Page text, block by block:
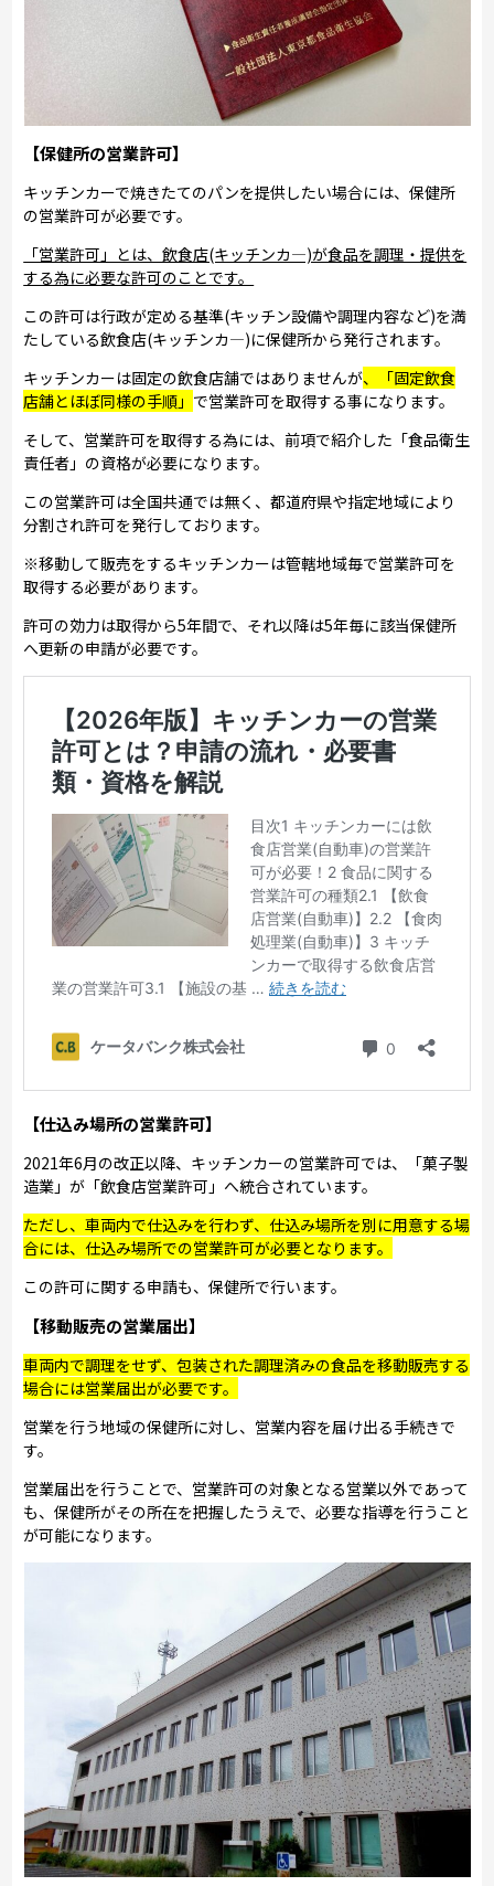
【保健所の営業許可】
キッチンカーで焼きたてのパンを提供したい場合には、保健所
の営業許可が必要です。
「営業許可」とは、飲食店(キッチンカ―)が食品を調理・提供を
する為に必要な許可のことです。
この許可は行政が定める基準(キッチン設備や調理内容など)を満
たしている飲食店(キッチンカ―)に保健所から発行されます。
キッチンカーは固定の飲食店舗ではありませんが、「固定飲食
店舗とほぼ同様の手順」 で営業許可を取得する事になります。
そして、営業許可を取得する為には、前項で紹介した「食品衛生
責任者」の資格が必要になります。
この営業許可は全国共通では無く、都道府県や指定地域により
分割され許可を発行しております。
※移動して販売をするキッチンカーは管轄地域毎で営業許可を
取得する必要があります。
許可の効力は取得から5年間で、それ以降は5年毎に該当保健所
へ更新の申請が必要です。
【仕込み場所の営業許可】
2021年6月の改正以降、キッチンカーの営業許可では、「菓子製
造業」が「飲食店営業許可」へ統合されています。
ただし、車両内で仕込みを行わず、仕込み場所を別に用意する場
合には、仕込み場所での営業許可が必要となります。
この許可に関する申請も、保健所で行います。
【移動販売の営業届出】
車両内で調理をせず、包装された調理済みの食品を移動販売する
場合には営業届出が必要です。
営業を行う地域の保健所に対し、営業内容を届け出る手続きで
す。
営業届出を行うことで、営業許可の対象となる営業以外であって
も、保健所がその所在を把握したうえで、必要な指導を行うこと
が可能になります。